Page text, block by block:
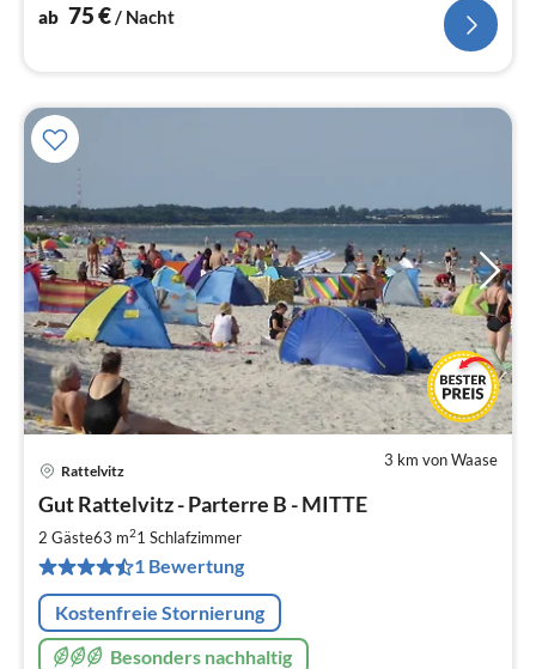
ab 75€/ Nacht
3 km von Waase
Rattelvitz
Gut Rattelvitz - Parterre B - MITTE
2 Gäste63 m21 Schlafzimmer
1 Bewertung
Kostenfreie Stornierung
Besonders nachhaltig